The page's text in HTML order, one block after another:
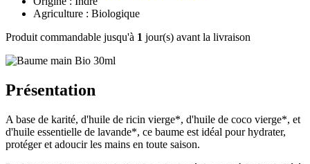
Agriculture : Biologique
Produit commandable jusqu'à 1 jour(s) avant la livraison
Présentation
A base de karité, d'huile de ricin vierge*, d'huile de coco vierge*, et
d'huile essentielle de lavande*, ce baume est idéal pour hydrater,
protéger et adoucir les mains en toute saison.